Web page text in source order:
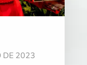
DE 2023